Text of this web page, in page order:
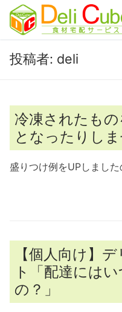
投稿者: deli
冷凍されたも
となったりし
盛りつけ例をUPしました
【個人向け】
ト「配達には
の？」